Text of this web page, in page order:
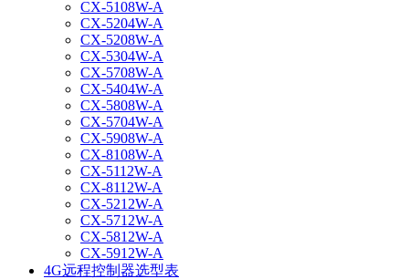
CX-5108W-A
CX-5204W-A
CX-5208W-A
CX-5304W-A
CX-5708W-A
CX-5404W-A
CX-5808W-A
CX-5704W-A
CX-5908W-A
CX-8108W-A
CX-5112W-A
CX-8112W-A
CX-5212W-A
CX-5712W-A
CX-5812W-A
CX-5912W-A
4G远程控制器选型表